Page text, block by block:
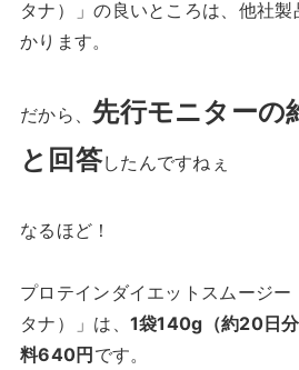
タナ）
」の良いところは、他社
かります。
だから、 先行モニターの
と回答したんですねぇ
なるほど！
プロテインダイエットスムージー
タナ）
」は、 1袋140g（約20日
料640円 です。